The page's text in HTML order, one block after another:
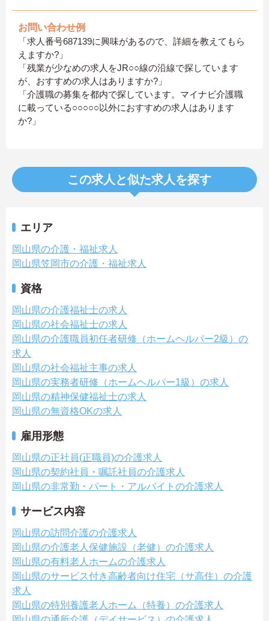
お問い合わせ例
「求人番号687139に興味があるので、詳細を教えてもら
えますか?」
「残業が少なめの求人をJR○○線の沿線で探しています
が、おすすめの求人はありますか?」
「介護職の募集を都内で探しています。マイナビ介護職
に載っている○○○○○以外におすすめの求人はあります
か?」
この求人と似た求人を探す
エリア
岡山県の介護・福祉求人
岡山県笠岡市の介護・福祉求人
資格
岡山県の介護福祉士の求人
岡山県の社会福祉士の求人
岡山県の介護職員初任者研修（ホームヘルパー2級）の
求人
岡山県の社会福祉主事の求人
岡山県の実務者研修（ホームヘルパー1級）の求人
岡山県の精神保健福祉士の求人
岡山県の無資格OKの求人
雇用形態
岡山県の正社員(正職員)の介護求人
岡山県の契約社員・嘱託社員の介護求人
岡山県の非常勤・パート・アルバイトの介護求人
サービス内容
岡山県の訪問介護の介護求人
岡山県の介護老人保健施設（老健）の介護求人
岡山県の有料老人ホームの介護求人
岡山県のサービス付き高齢者向け住宅（サ高住）の介護
求人
岡山県の特別養護老人ホーム（特養）の介護求人